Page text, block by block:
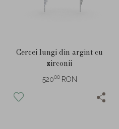
Cercei lungi din argint cu
zirconii
52000 RON